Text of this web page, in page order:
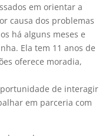
em orientar a
causa dos problemas
há alguns meses e
Ela tem 11 anos de
oferece moradia,
de interagir
em parceria com